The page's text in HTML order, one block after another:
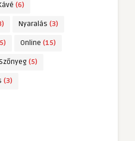
(6)
Nyaralás (3)
Online (15)
Szőnyeg (5)
(3)